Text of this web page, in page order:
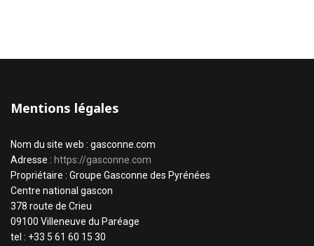
Mentions légales
Nom du site web : gasconne.com
Adresse : https://gasconne.com
Propriétaire : Groupe Gasconne des Pyrénées
Centre national gascon
378 route de Crieu
09100 Villeneuve du Paréage
tel : +33 5 61 60 15 30